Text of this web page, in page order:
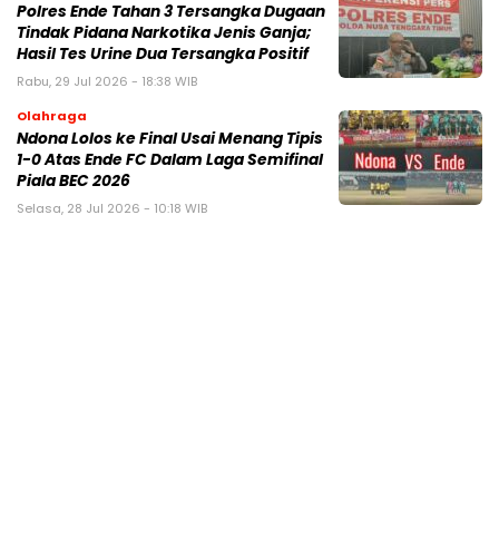
Polres Ende Tahan 3 Tersangka Dugaan
Tindak Pidana Narkotika Jenis Ganja;
Hasil Tes Urine Dua Tersangka Positif
Rabu, 29 Jul 2026 - 18:38 WIB
Olahraga
Ndona Lolos ke Final Usai Menang Tipis
1-0 Atas Ende FC Dalam Laga Semifinal
Piala BEC 2026
Selasa, 28 Jul 2026 - 10:18 WIB